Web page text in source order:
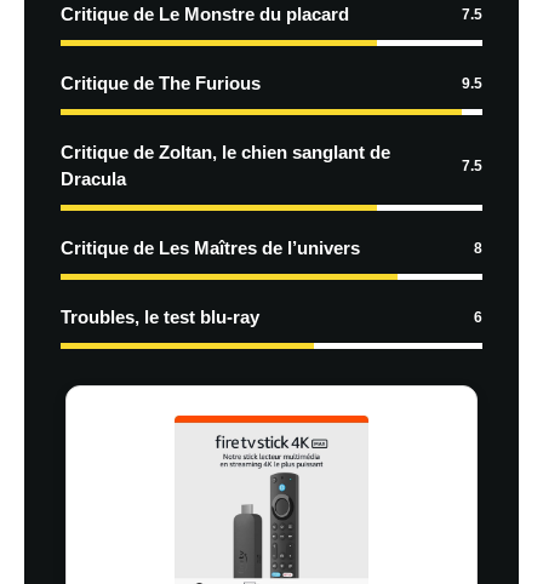
Critique de Le Monstre du placard 7.5
Critique de The Furious 9.5
Critique de Zoltan, le chien sanglant de
Dracula
7.5
Critique de Les Maîtres de l’univers 8
Troubles, le test blu-ray 6